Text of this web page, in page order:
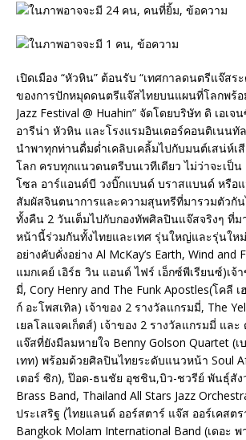
เปิดเมือง “หัวหิน” ต้อนรับ “เทศกาลดนตรีแจ๊สร
ของการปักหมุดดนตรีแจ๊สไทยบนแผนที่โลกพร้อ
Jazz Festival @ Huahin” จัดโดยบริษัท ดิ เอเ
อารีน่า หัวหิน และโรงแรมอินเตอร์คอนติเนนทั
นำพาทุกท่านดื่มด่ำเคลิบเคลิ้มไปกับมนต์เสน่ห์เ
โลก ครบทุกแนวดนตรีบนเวทีเดียว ไม่ว่าจะเป็
โซล อาร์แอนด์บี วงบิ๊กแบนด์ บราสแบนด์ หรือ
สัมผัสจินตนาการและความสุนทรีที่มารวมตัวกัน
ทั้งคืน 2 วันเต็มไปกับกองทัพศิลปินแจ๊สจริงๆ ที่ม
หน้านี้ร่วมกันทั้งไทยและเทศ รุ่นใหญ่และรุ่นให
อย่างคับคั่งอย่าง Al McKay’s Earth, Wind and
แมกเคย์ เอิร์ธ วิน แอนด์ ไฟร์ เอ็กซ์พีเรียนซ์)เจ้
มี่, Cory Henry and The Funk Apostles(โคลี
ก์ อะโพสเทิล) เจ้าของ 2 รางวัลแกรมมี่, The
เยลโลแจคเก็ตส์) เจ้าของ 2 รางวัลแกรมมี่ แล
แจ๊สที่ยังมีลมหายใจ Benny Golson Quartet (
เทท) พร้อมด้วยศิลปินไทยระดับแนวหน้า Soul
เตอร์ ซิก), ป๊อด-ธนชัย อุชชิน,บิว-ชวรีย์ พันธุ์สัง
Brass Band, Thailand All Stars Jazz
ประเสริฐ (ไทยแลนด์ ออร์สตาร์ แจ๊ส ออร์เคสตร
Bangkok Molam International Band (เดอะ